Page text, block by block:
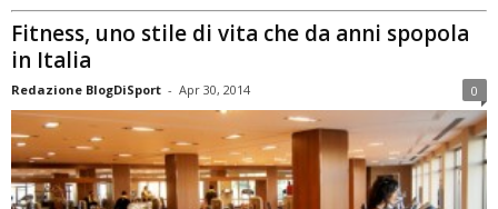
Fitness, uno stile di vita che da anni spopola
in Italia
Redazione BlogDiSport - Apr 30, 2014 0